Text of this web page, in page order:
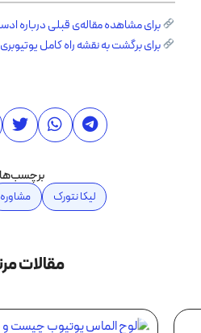
برای مشاهده مقاله‌ی قبلی درباره
برای برگشت به نقشه راه کامل
لیکا نتورک
مشاوره
مقالات